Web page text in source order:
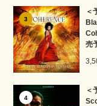
3
＜
売
4
＜